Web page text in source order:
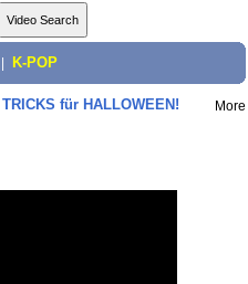
K-POP
für HALLOWEEN! More